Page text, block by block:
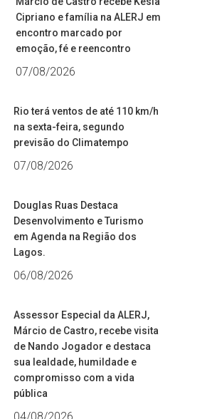
Cipriano e família na ALERJ em
encontro marcado por
emoção, fé e reencontro
07/08/2026
Rio terá ventos de até 110 km/h
na sexta-feira, segundo
previsão do Climatempo
07/08/2026
Douglas Ruas Destaca
Desenvolvimento e Turismo
em Agenda na Região dos
Lagos.
06/08/2026
Assessor Especial da ALERJ,
Márcio de Castro, recebe visita
de Nando Jogador e destaca
sua lealdade, humildade e
compromisso com a vida
pública